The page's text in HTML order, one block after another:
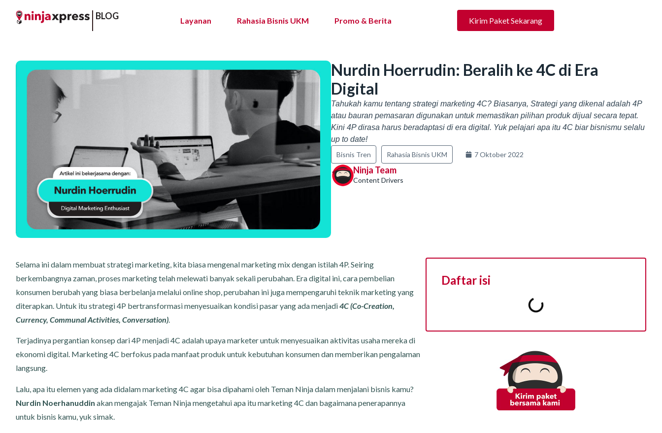
BLOG Layanan Rahasia Bisnis UKM Promo & Berita Kirim Paket Sekarang
Nurdin Hoerrudin: Beralih ke 4C di Era
Digital
Tahukah kamu tentang strategi marketing 4C? Biasanya, Strategi yang dikenal adalah 4P
atau bauran pemasaran digunakan untuk memastikan pilihan produk dijual secara tepat.
Kini 4P dirasa harus beradaptasi di era digital. Yuk pelajari apa itu 4C biar bisnismu selalu
up to date!
Bisnis Tren
Rahasia Bisnis UKM 7 Oktober 2022
Ninja Team
Content Drivers
Selama ini dalam membuat strategi marketing, kita biasa mengenal marketing mix dengan istilah 4P. Seiring
berkembangnya zaman, proses marketing telah melewati banyak sekali perubahan. Era digital ini, cara pembelian
konsumen berubah yang biasa berbelanja melalui online shop, perubahan ini juga mempengaruhi teknik marketing yang
diterapkan. Untuk itu strategi 4P bertransformasi menyesuaikan kondisi pasar yang ada menjadi4C (Co-Creation,
Currency, Communal Activities, Conversation).
Terjadinya pergantian konsep dari 4P menjadi 4C adalah upaya marketer untuk menyesuaikan aktivitas usaha mereka di
ekonomi digital. Marketing 4C berfokus pada manfaat produk untuk kebutuhan konsumen dan memberikan pengalaman
langsung.
Lalu, apa itu elemen yang ada didalam marketing 4C agar bisa dipahami oleh Teman Ninja dalam menjalani bisnis kamu?
Nurdin Noerhanuddin akan mengajak Teman Ninja mengetahui apa itu marketing 4C dan bagaimana penerapannya
untuk bisnis kamu, yuk simak.
Daftar isi